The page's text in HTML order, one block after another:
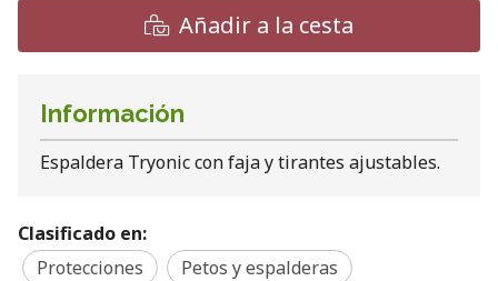
Añadir a la cesta
Información
Espaldera Tryonic con faja y tirantes ajustables.
Clasificado en:
Protecciones
Petos y espalderas